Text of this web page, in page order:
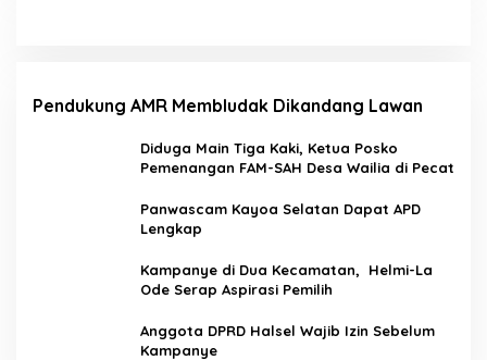
Pendukung AMR Membludak Dikandang Lawan
Diduga Main Tiga Kaki, Ketua Posko
Pemenangan FAM-SAH Desa Wailia di Pecat
Panwascam Kayoa Selatan Dapat APD
Lengkap
Kampanye di Dua Kecamatan, Helmi-La
Ode Serap Aspirasi Pemilih
Anggota DPRD Halsel Wajib Izin Sebelum
Kampanye